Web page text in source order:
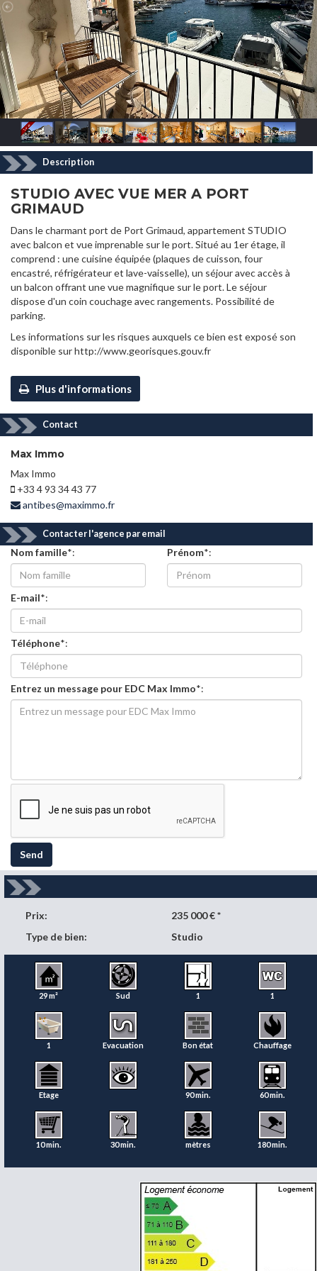
Description
STUDIO AVEC VUE MER A PORT
GRIMAUD
Dans le charmant port de Port Grimaud, appartement STUDIO
avec balcon et vue imprenable sur le port. Situé au 1er étage, il
comprend : une cuisine équipée (plaques de cuisson, four
encastré, réfrigérateur et lave-vaisselle), un séjour avec accès à
un balcon offrant une vue magnifique sur le port. Le séjour
dispose d'un coin couchage avec rangements. Possibilité de
parking.
Les informations sur les risques auxquels ce bien est exposé son
disponible sur http://www.georisques.gouv.fr
Plus d'informations
Contact
Max Immo
Max Immo
+33 4 93 34 43 77
antibes@maximmo.fr
Contacter l'agence par email
Nom famille*: Prénom*:
E-mail*:
Téléphone*:
Entrez un message pour EDC Max Immo*:
Send
Prix:
235 000 € *
Type de bien:
Studio
29 m² Sud 1 1
1 Evacuation Bon état Chauffage
Etage 90 min. 60 min.
10 min. 30 min. mètres 180 min.